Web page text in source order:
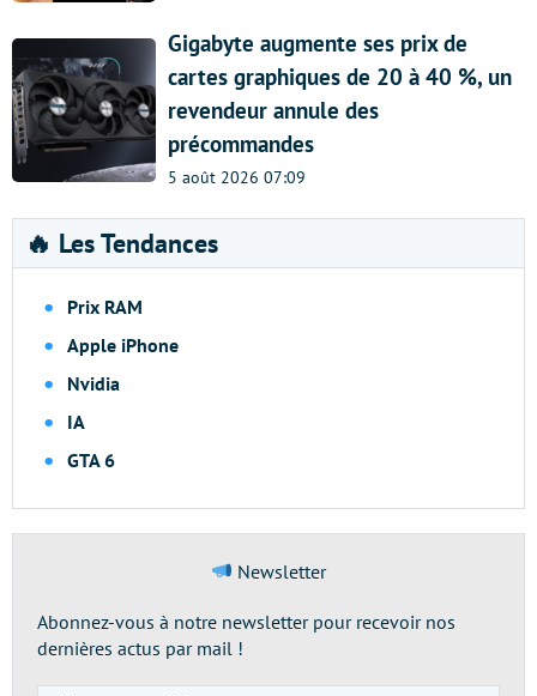
Gigabyte augmente ses prix de
cartes graphiques de 20 à 40 %, un
revendeur annule des
précommandes
5 août 2026 07:09
🔥 Les Tendances
Prix RAM
Apple iPhone
Nvidia
IA
GTA 6
Newsletter
Abonnez-vous à notre newsletter pour recevoir nos
dernières actus par mail !